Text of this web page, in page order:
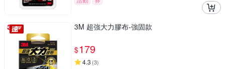
3M 超強大力膠布-強固款
$179
4.3 (3)